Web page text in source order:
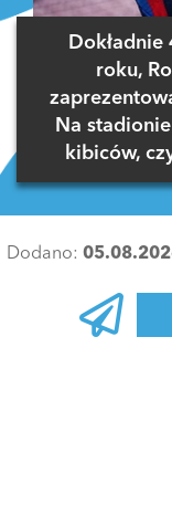
roku,
Na
kibiców,
Dodano: